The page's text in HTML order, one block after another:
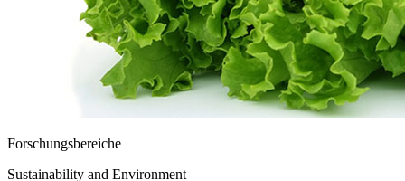
Forschungsbereiche
Sustainability and Environment